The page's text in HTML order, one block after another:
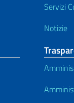
Servizi
Notizie